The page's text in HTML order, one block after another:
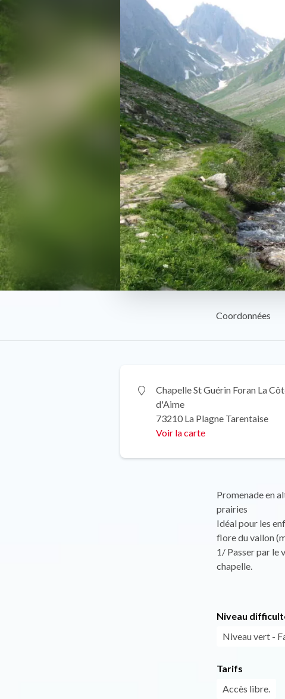
Coordonnées
Chapelle St Guérin Foran La
d'Aime
73210 La Plagne Tarentaise
Voir la carte
Promenade en
prairies
Idéal pour les
flore du vallon
1/ Passer par le
chapelle.
Niveau
Niveau vert -
Tarifs
Accès libre.